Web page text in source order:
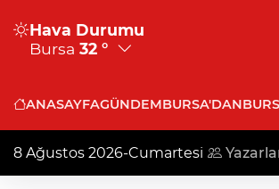
Hava Durumu
Bursa 32 °
ANASAYFAGÜNDEMBURSA'DAN
8 Ağustos 2026-Cumartesi